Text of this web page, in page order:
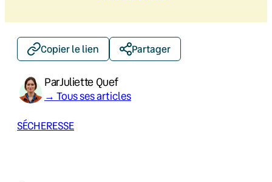
Copier le lien Partager
ParJuliette Quef
→ Tous ses articles
SÉCHERESSE